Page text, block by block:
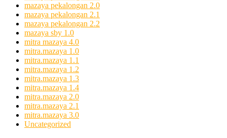
mazaya pekalongan 2.0
mazaya pekalongan 2.1
mazaya pekalongan 2.2
mazaya sby 1.0
mitra mazaya 4.0
mitra.mazaya 1.0
mitra.mazaya 1.1
mitra.mazaya 1.2
mitra.mazaya 1.3
mitra.mazaya 1.4
mitra.mazaya 2.0
mitra.mazaya 2.1
mitra.mazaya 3.0
Uncategorized